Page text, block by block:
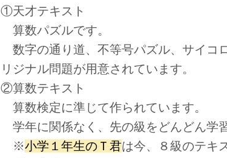
①天才テキスト
算数パズルです。
数字の通り道、不等号パズル、サイコ
リジナル問題が用意されています。
②算数テキスト
算数検定に準じて作られています。
学年に関係なく、先の級をどんどん学
※小学１年生のＴ君は今、８級のテキ